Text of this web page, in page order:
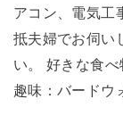
アコン、電気工
抵夫婦でお伺い
い。 好きな食べ
趣味：バードウ